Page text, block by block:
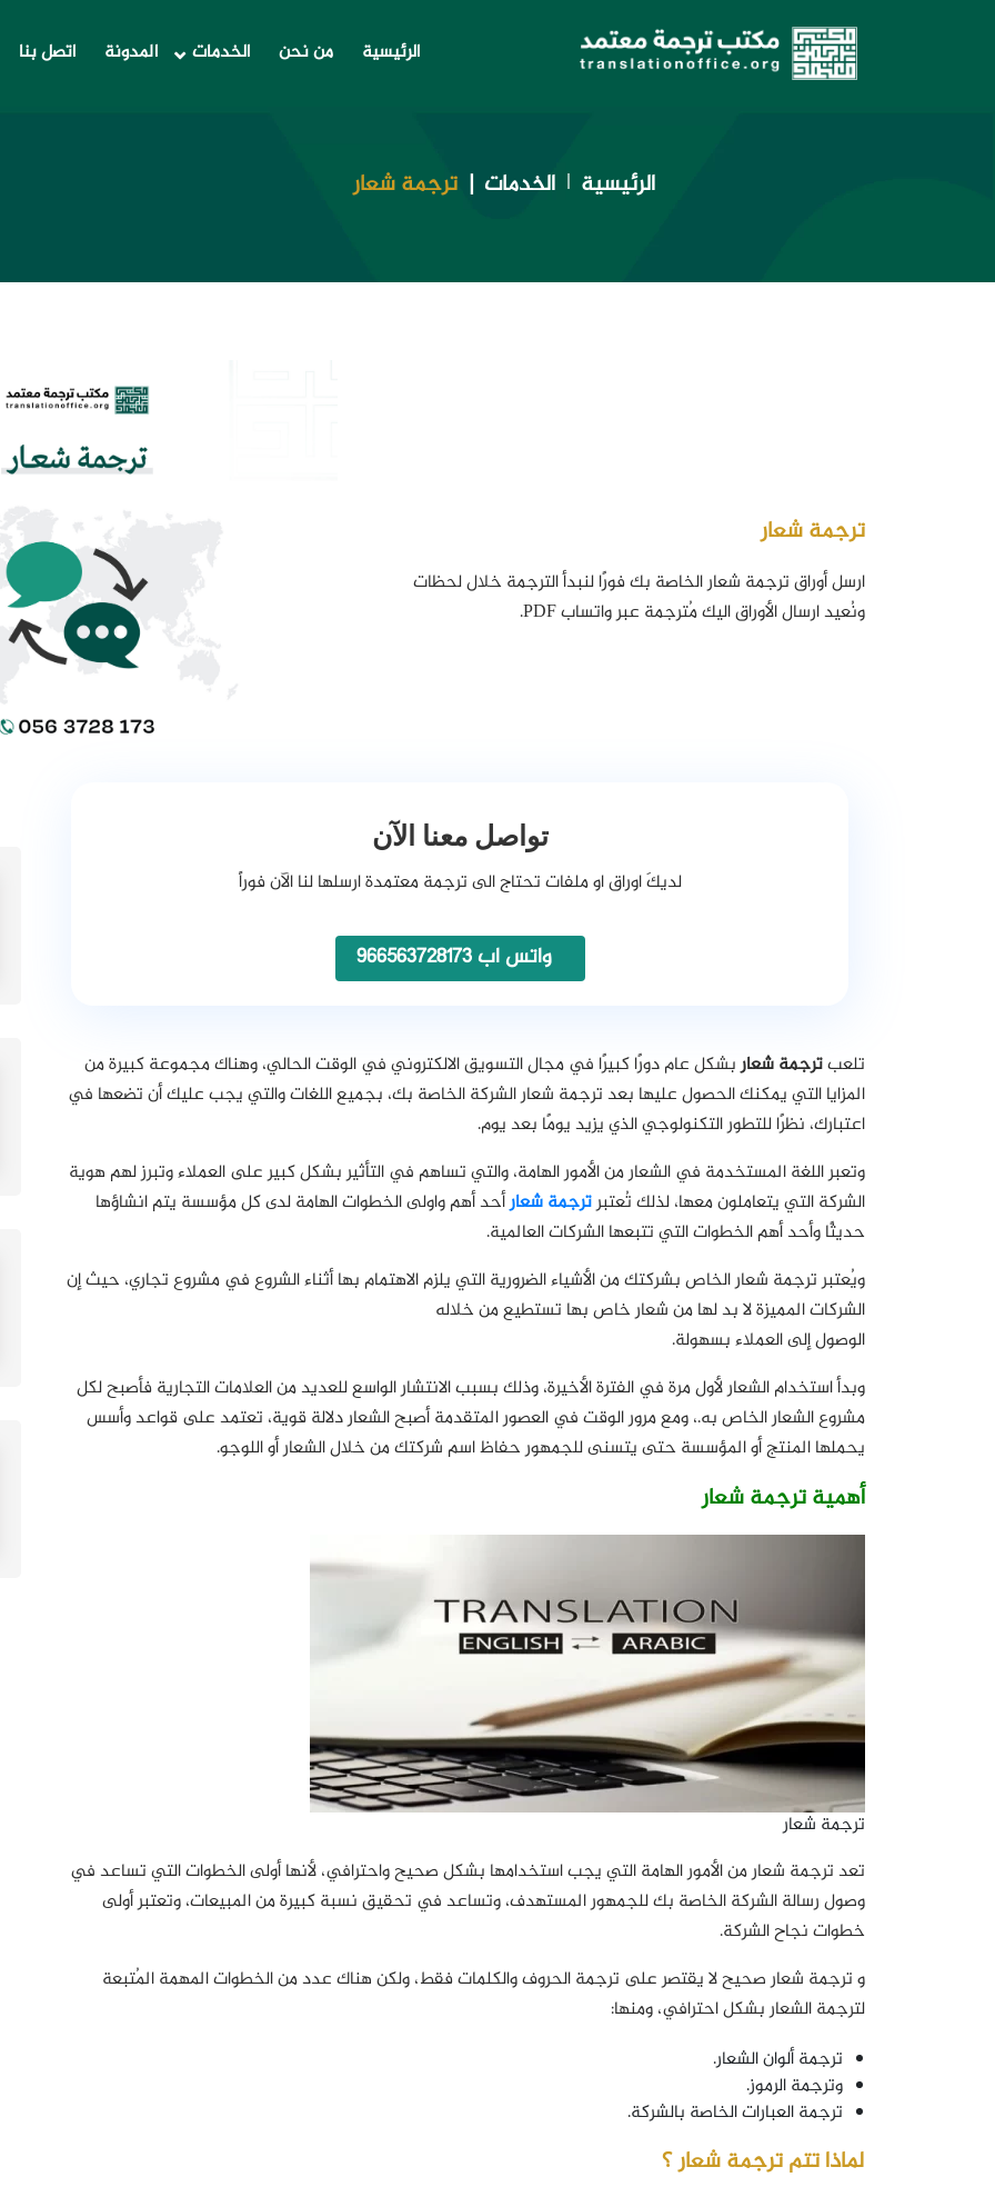
الرئيسية من نحن الخدمات المدونة اتصل بنا
الرئيسية الخدمات ترجمة شعار
ترجمة شعار
ارسل أوراق ترجمة شعار الخاصة بك فورًا لنبدأ الترجمة خلال لحظات
ونُعيد ارسال الأوراق اليك مُترجمة عبر واتساب PDF.
تواصل معنا الآن
لديكَ اوراق او ملفات تحتاج الى ترجمة معتمدة ارسلها لنا الآن فوراً
واتس اب 966563728173
تلعبترجمة شعاربشكل عام دورًا كبيرًا في مجال التسويق الالكتروني في الوقت الحالي، وهناك مجموعة كبيرة من
المزايا التي يمكنك الحصول عليها بعد ترجمة شعار الشركة الخاصة بك، بجميع اللغات والتي يجب عليك أن تضعها في
اعتبارك، نظرًا للتطور التكنولوجي الذي يزيد يومًا بعد يوم.
وتعبر اللغة المستخدمة في الشعار من الأمور الهامة، والتي تساهم في التأثير بشكل كبير على العملاء وتبرز لهم هوية
الشركة التي يتعاملون معها، لذلك تُعتبرترجمة شعارأحد أهم واولى الخطوات الهامة لدى كل مؤسسة يتم انشاؤها
حديثًا وأحد أهم الخطوات التي تتبعها الشركات العالمية.
ويُعتبر ترجمة شعار الخاص بشركتك من الأشياء الضرورية التي يلزم الاهتمام بها أثناء الشروعفي مشروع تجاري، حيث إن
الشركات المميزة لا بد لها من شعار خاص بها تستطيع من خلاله
الوصول إلى العملاء بسهولة.
وبدأ استخدام الشعار لأول مرة في الفترة الأخيرة، وذلك بسبب الانتشار الواسع للعديد من العلامات التجارية فأصبح لكل
مشروع الشعار الخاص به.،ومع مرور الوقت في العصور المتقدمة أصبح الشعار دلالة قوية، تعتمد على قواعد وأسس
يحملها المنتج أو المؤسسة حتى يتسنى للجمهور حفاظ اسم شركتك من خلال الشعار أو اللوجو.
أهمية ترجمة شعار
ترجمة شعار
تعد ترجمة شعار من الأمور الهامة التي يجب استخدامها بشكل صحيح واحترافي، لأنها أولى الخطوات التي تساعد في
وصول رسالة الشركة الخاصة بك للجمهور المستهدف، وتساعد في تحقيق نسبة كبيرة من المبيعات، وتعتبر أولى
خطوات نجاح الشركة.
و ترجمة شعار صحيح لا يقتصر على ترجمة الحروف والكلمات فقط، ولكن هناك عدد من الخطوات المهمة المُتبعة
لترجمة الشعار بشكل احترافي، ومنها:
ترجمة ألوان الشعار.
وترجمة الرموز.
ترجمة العبارات الخاصة بالشركة.
لماذا تتم ترجمة شعار ؟